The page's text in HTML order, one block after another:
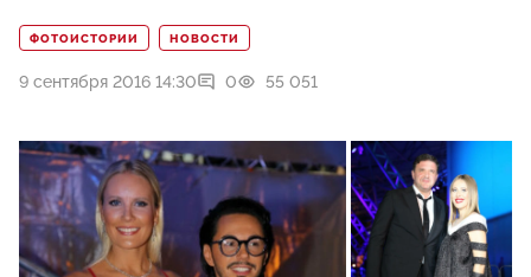
ФОТОИСТОРИИ НОВОСТИ
9 сентября 2016 14:30 0 55 051